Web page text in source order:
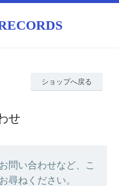
ショップへ戻る
せ
問い合わせなど、こ
尋ねください。